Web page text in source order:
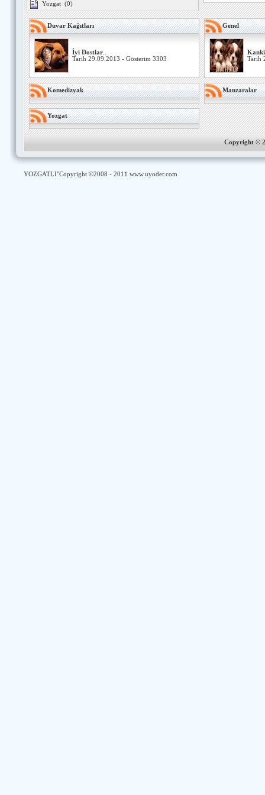
Yozgat (0)
Duvar Kağıtları
İyi Dostlar
Tarih 29.09.2013 - Gösterim 3303
Genel
Tarih
Komedizyak Manzaralar
Yozgat
Copyright ©
YOZGATLI"Copyright ©2008 - 2011 www.uyoder.com